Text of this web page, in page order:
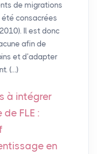
de migrations
été consacrées
Il est donc
afin de
et d’adapter
(…)
à intégrer
de FLE :
en